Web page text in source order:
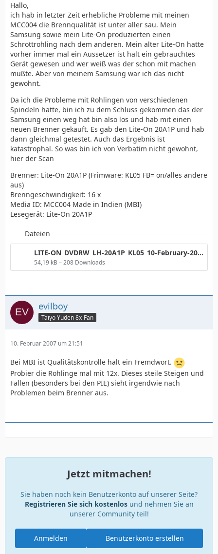
Hallo,
ich hab in letzter Zeit erhebliche Probleme mit meinen
MCC004 die Brennqualität ist unter aller sau. Mein
Samsung sowie mein Lite-On produzierten einen
Schrottrohling nach dem anderen. Mein alter Lite-On hatte
vorher immer mal ein Aussetzer ist halt ein gebrauchtes
Gerät gewesen und wer weiß was der schon mit machen
mußte. Aber von meinem Samsung war ich das nicht
gewohnt.
Da ich die Probleme mit Rohlingen von verschiedenen
Spindeln hatte, bin ich zu dem Schluss gekommen das der
Samsung einen weg hat bin also los und hab mit einen
neuen Brenner gekauft. Es gab den Lite-On 20A1P und hab
dann gleichmal getestet. Auch das Ergebnis ist
katastrophal. So was bin ich von Verbatim nicht gewohnt,
hier der Scan
Brenner: Lite-On 20A1P (Frimware: KL05 FB= on/alles andere
aus)
Brenngeschwindigkeit: 16 x
Media ID: MCC004 Made in Indien (MBI)
Lesegerät: Lite-On 20A1P
Dateien
LITE-ON_DVDRW_LH-20A1P_KL05_10-February-2007_18_34.png
54,19 kB – 208 Downloads
evilboy
Taiyo Yuden 8x-Fan
10. Februar 2007 um 21:51
Bei MBI ist Qualitätskontrolle halt ein Fremdwort.
Probier die Rohlinge mal mit 12x. Dieses steile Steigen und
Fallen (besonders bei den PIE) sieht irgendwie nach
Problemen beim Brenner aus.
Jetzt mitmachen!
Sie haben noch kein Benutzerkonto auf unserer Seite?
Registrieren Sie sich kostenlosund nehmen Sie an
unserer Community teil!
Benutzerkonto erstellen
Anmelden